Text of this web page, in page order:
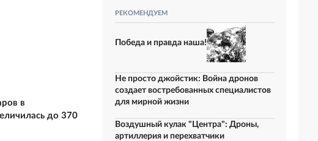
в
до 370
РЕКОМЕНДУЕМ
Победа и правда наша!
Не просто джойстик: Война дронов
создает востребованных специалистов
для мирной жизни
Воздушный кулак "Центра": Дроны,
артиллерия и перехватчики